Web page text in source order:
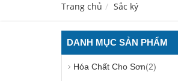
Trang chủ Sắc ký
DANH MỤC SẢN PHẨM
Hóa Chất Cho Sơn(2)